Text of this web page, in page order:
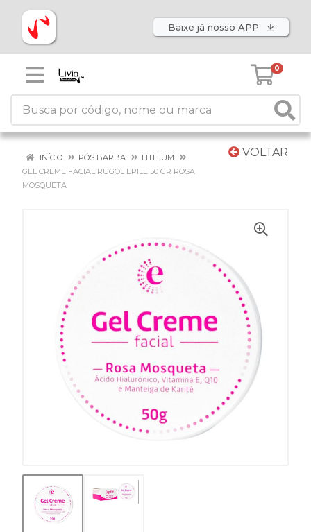
Baixe já nosso APP
0
VOLTAR
INÍCIO PÓS BARBA
LITHIUM
GEL CREME FACIAL RUGOL EPILE 50 GR ROSA
MOSQUETA